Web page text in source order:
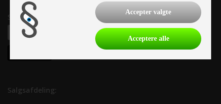
Samtykke til nyhedsbrev
Salgsafdeling:
Accepter valgte
Acceptere alle